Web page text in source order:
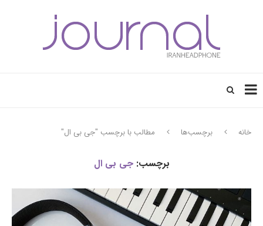
خانه برچسب‌ها مطالب با برچسب "جی بی ال"
برچسب:جی بی ال